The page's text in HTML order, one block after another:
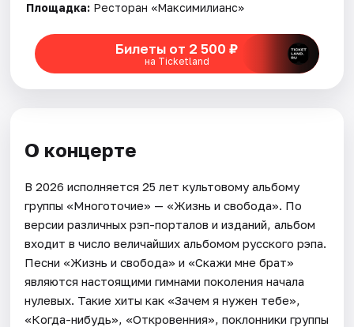
Площадка: Ресторан «Максимилианс»
Билеты от 2 500 ₽
на Ticketland
О концерте
В 2026 исполняется 25 лет культовому альбому
группы «Многоточие» — «Жизнь и свобода». По
версии различных рэп-порталов и изданий, альбом
входит в число величайших альбомом русского рэпа.
Песни «Жизнь и свобода» и «Скажи мне брат»
являются настоящими гимнами поколения начала
нулевых. Такие хиты как «Зачем я нужен тебе»,
«Когда-нибудь», «Откровенния», поклонники группы